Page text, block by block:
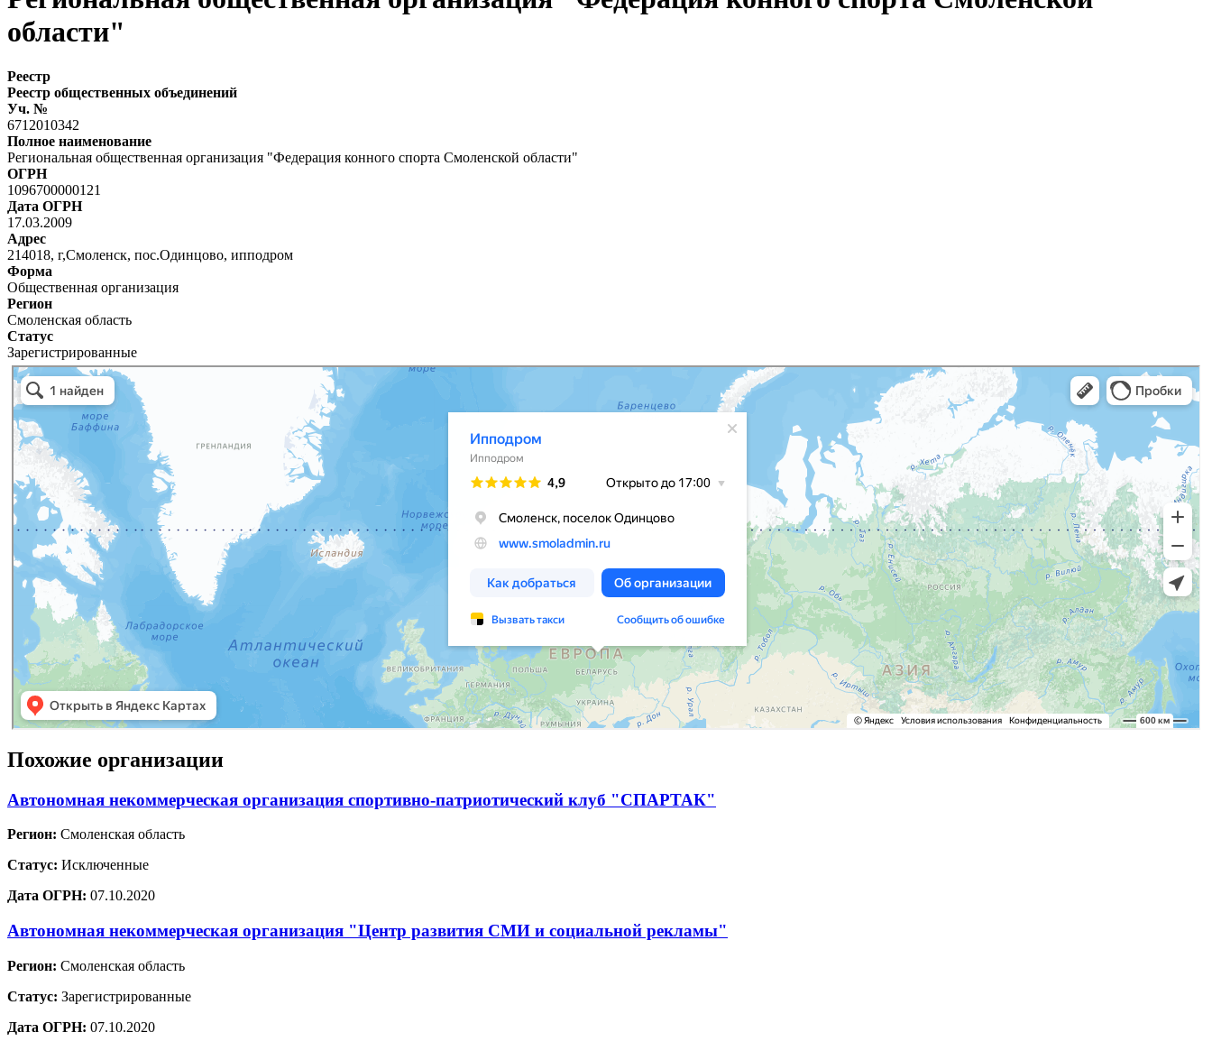
области"
Реестр
Реестр общественных объединений
Уч. №
6712010342
Полное наименование
Региональная общественная организация "Федерация конного спорта Смоленской области"
ОГРН
1096700000121
Дата ОГРН
17.03.2009
Адрес
214018, г,Смоленск, пос.Одинцово, ипподром
Форма
Общественная организация
Регион
Смоленская область
Статус
Зарегистрированные
Похожие организации
Автономная некоммерческая организация спортивно-патриотический клуб "СПАРТАК"
Регион: Смоленская область
Статус: Исключенные
Дата ОГРН: 07.10.2020
Автономная некоммерческая организация "Центр развития СМИ и социальной рекламы"
Регион: Смоленская область
Статус: Зарегистрированные
Дата ОГРН: 07.10.2020